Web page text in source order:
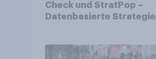
Check und StratPop –
Datenbasierte